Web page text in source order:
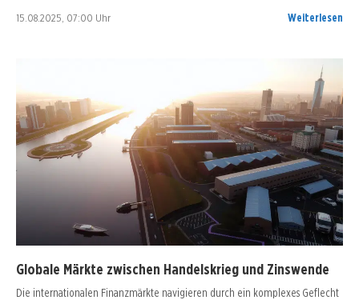
15.08.2025, 07:00 Uhr Weiterlesen
Globale Märkte zwischen Handelskrieg und Zinswende
Die internationalen Finanzmärkte navigieren durch ein komplexes Geflecht